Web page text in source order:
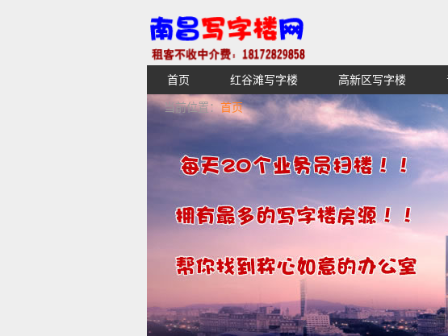
【不收中介费】南昌写字楼出租租赁招租出售,
湖青云谱写字楼
首页 红谷滩写字楼 高新区写字楼
当前位置： 首页